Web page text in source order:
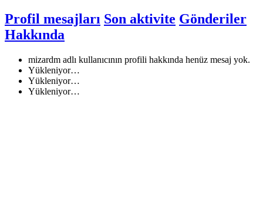
Profil mesajları Son aktivite Gönderiler
Hakkında
mizardm adlı kullanıcının profili hakkında henüz mesaj yok.
Yükleniyor…
Yükleniyor…
Yükleniyor…